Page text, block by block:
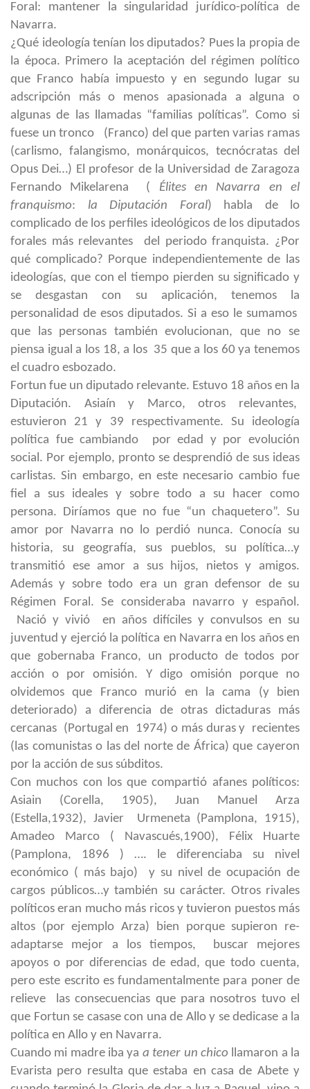
Foral: mantener la singularidad jurídico-política de
Navarra.
¿Qué ideología tenían los diputados? Pues la propia de
la época. Primero la aceptación del régimen político
que Franco había impuesto y en segundo lugar su
adscripción más o menos apasionada a alguna o
algunas de las llamadas “familias políticas”. Como si
fuese un tronco (Franco) del que parten varias ramas
(carlismo, falangismo, monárquicos, tecnócratas del
Opus Dei…) El profesor de la Universidad de Zaragoza
Fernando Mikelarena ( Élites en Navarra en el
franquismo: la Diputación Foral) habla de lo
complicado de los perfiles ideológicos de los diputados
forales más relevantes del periodo franquista. ¿Por
qué complicado? Porque independientemente de las
ideologías, que con el tiempo pierden su significado y
se desgastan con su aplicación, tenemos la
personalidad de esos diputados. Si a eso le sumamos
que las personas también evolucionan, que no se
piensa igual a los 18, a los 35 que a los 60 ya tenemos
el cuadro esbozado.
Fortun fue un diputado relevante. Estuvo 18 años en la
Diputación. Asiaín y Marco, otros relevantes,
estuvieron 21 y 39 respectivamente. Su ideología
política fue cambiando por edad y por evolución
social. Por ejemplo, pronto se desprendió de sus ideas
carlistas. Sin embargo, en este necesario cambio fue
fiel a sus ideales y sobre todo a su hacer como
persona. Diríamos que no fue “un chaquetero”. Su
amor por Navarra no lo perdió nunca. Conocía su
historia, su geografía, sus pueblos, su política…y
transmitió ese amor a sus hijos, nietos y amigos.
Además y sobre todo era un gran defensor de su
Régimen Foral. Se consideraba navarro y español.
Nació y vivió en años difíciles y convulsos en su
juventud y ejerció la política en Navarra en los años en
que gobernaba Franco, un producto de todos por
acción o por omisión. Y digo omisión porque no
olvidemos que Franco murió en la cama (y bien
deteriorado) a diferencia de otras dictaduras más
cercanas (Portugal en 1974) o más duras y recientes
(las comunistas o las del norte de África) que cayeron
por la acción de sus súbditos.
Con muchos con los que compartió afanes políticos:
Asiain (Corella, 1905), Juan Manuel Arza
(Estella,1932), Javier Urmeneta (Pamplona, 1915),
Amadeo Marco ( Navascués,1900), Félix Huarte
(Pamplona, 1896 ) …. le diferenciaba su nivel
económico ( más bajo) y su nivel de ocupación de
cargos públicos…y también su carácter. Otros rivales
políticos eran mucho más ricos y tuvieron puestos más
altos (por ejemplo Arza) bien porque supieron re-
adaptarse mejor a los tiempos, buscar mejores
apoyos o por diferencias de edad, que todo cuenta,
pero este escrito es fundamentalmente para poner de
relieve las consecuencias que para nosotros tuvo el
que Fortun se casase con una de Allo y se dedicase a la
política en Allo y en Navarra.
Cuando mi madre iba ya a tener un chico llamaron a la
Evarista pero resulta que estaba en casa de Abete y